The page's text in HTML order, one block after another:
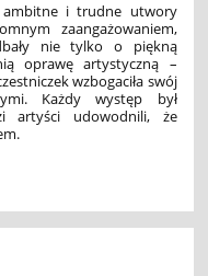
ambitne i trudne utwory
zaangażowaniem,
nie tylko o piękną
oprawę artystyczną –
wzbogaciła swój
Każdy występ był
artyści udowodnili, że